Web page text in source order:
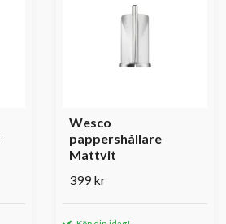
Wesco
pappershållare
Mattvit
399 kr